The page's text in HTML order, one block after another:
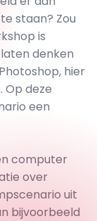
staan? Zou
is
denken
hier
Op deze
een
computer
over
uit
bijvoorbeeld